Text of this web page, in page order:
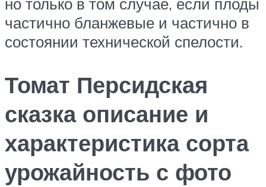
частично бланжевые и частично в
состоянии технической спелости.
Томат Персидская
сказка описание и
характеристика сорта
урожайность с фото